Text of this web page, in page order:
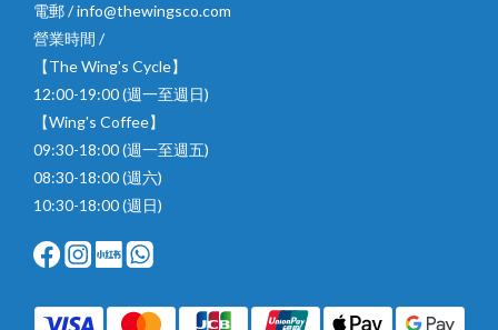
電郵 / info@thewingsco.com
營業時間 /
【The Wing's Cycle】
12:00-19:00 (週一至週日)
【Wing's Coffee】
09:30-18:00 (週一至週五)
08:30-18:00 (週六)
10:30-18:00 (週日)